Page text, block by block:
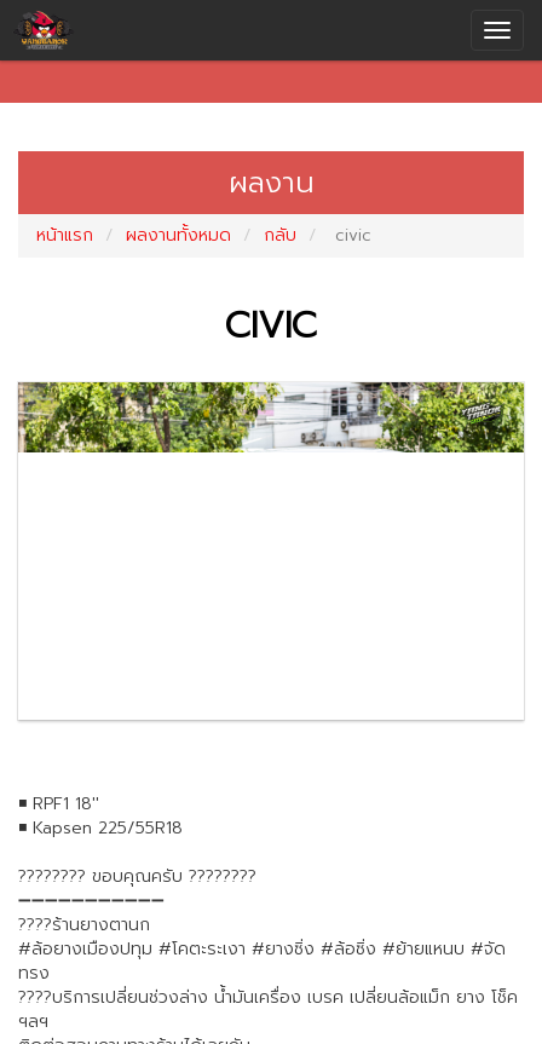
ผลงาน
หน้าแรก ผลงานทั้งหมด กลับ civic
CIVIC
◾ RPF1 18''
◾ Kapsen 225/55R18
???????? ขอบคุณครับ ????????
➖➖➖➖➖➖➖➖➖➖➖
????ร้านยางตานก
#ล้อยางเมืองปทุม #โคตะระเงา #ยางซิ่ง #ล้อซิ่ง #ย้ายแหนบ #จัด
ทรง
????บริการเปลี่ยนช่วงล่าง น้ำมันเครื่อง เบรค เปลี่ยนล้อแม็ก ยาง โช็ค
ฯลฯ